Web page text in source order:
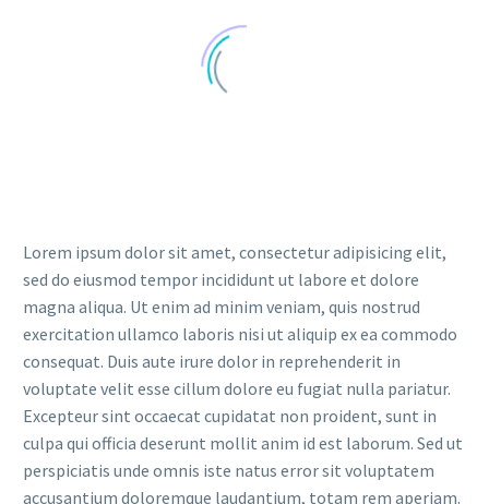
Lorem ipsum dolor sit amet, consectetur adipisicing elit,
sed do eiusmod tempor incididunt ut labore et dolore
magna aliqua. Ut enim ad minim veniam, quis nostrud
exercitation ullamco laboris nisi ut aliquip ex ea commodo
consequat. Duis aute irure dolor in reprehenderit in
voluptate velit esse cillum dolore eu fugiat nulla pariatur.
Excepteur sint occaecat cupidatat non proident, sunt in
culpa qui officia deserunt mollit anim id est laborum. Sed ut
perspiciatis unde omnis iste natus error sit voluptatem
accusantium doloremque laudantium, totam rem aperiam.